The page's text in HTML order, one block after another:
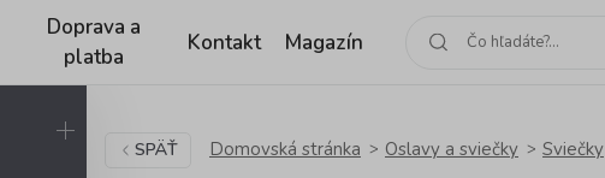
Doprava a
platba
Kontakt Magazín
SPÄŤ Domovská stránka Oslavy a sviečky Sviečky